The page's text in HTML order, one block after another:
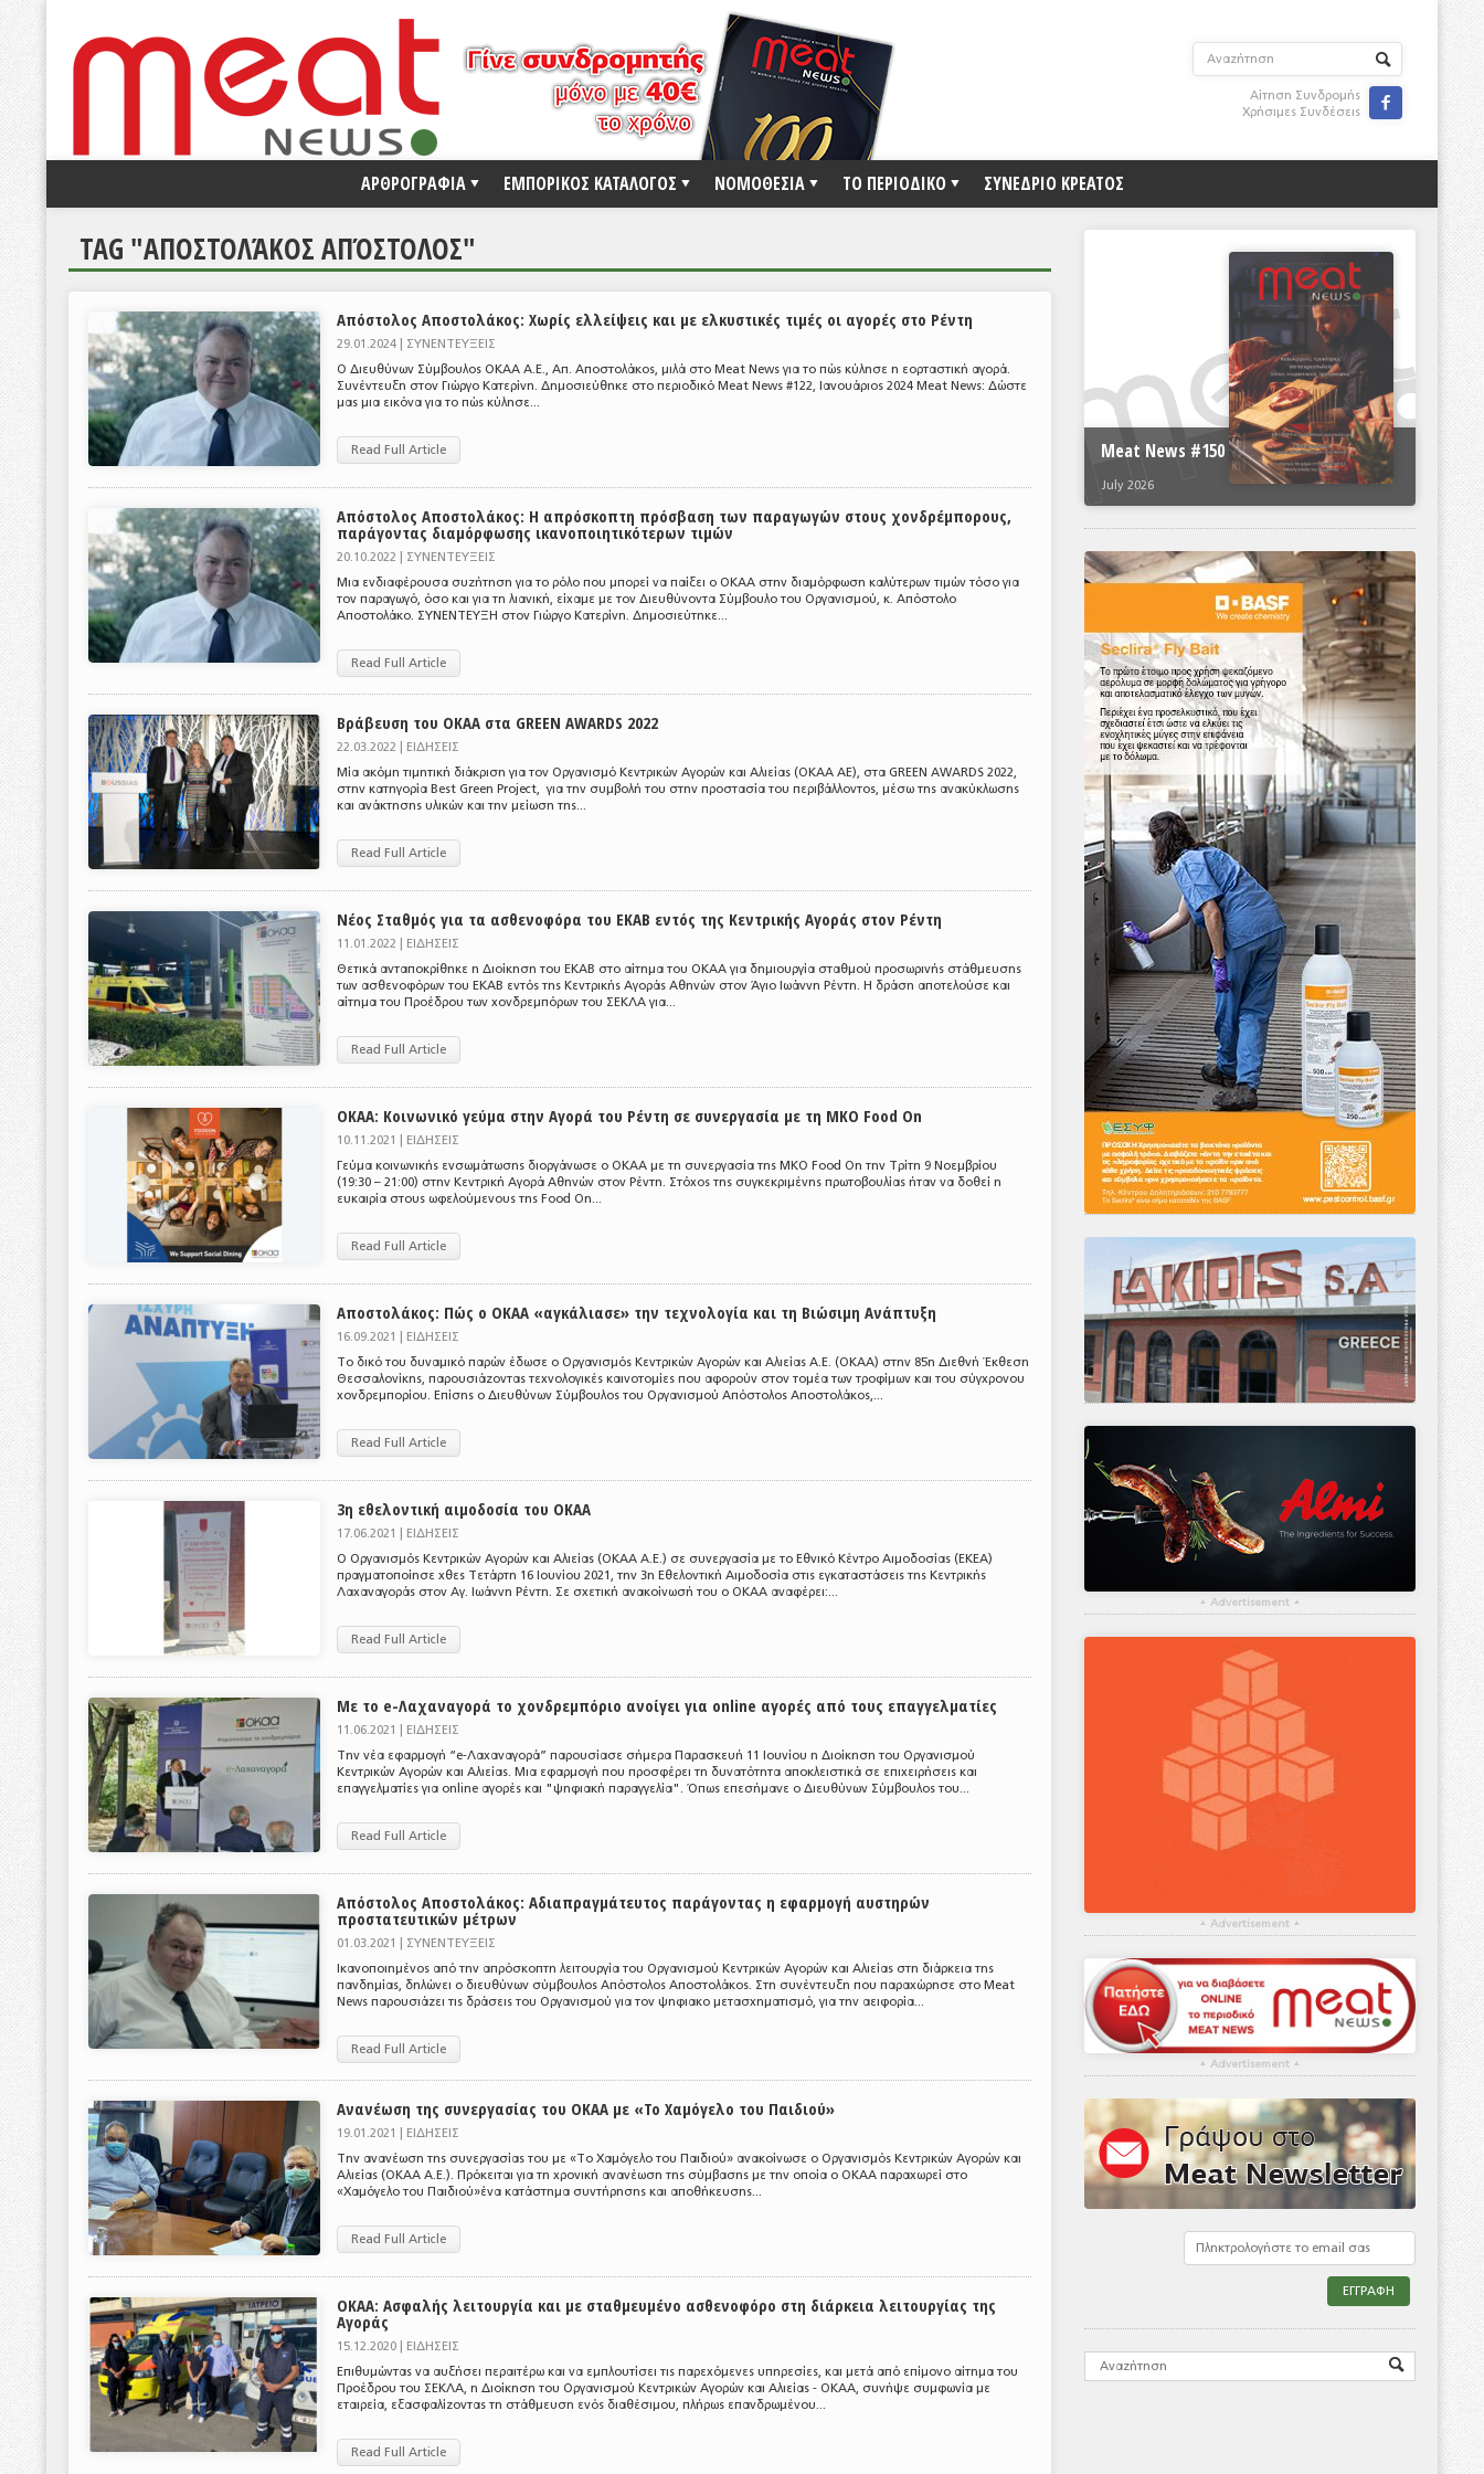
Αίτηση Συνδρομής
Χρήσιμες Συνδέσεις

ΑΡΘΡΟΓΡΑΦΙΑ ΕΜΠΟΡΙΚΟΣ ΚΑΤΑΛΟΓΟΣ ΝΟΜΟΘΕΣΙΑ ΤΟ ΠΕΡΙΟΔΙΚΟ ΣΥΝΕΔΡΙΟ ΚΡΕΑΤΟΣ
TAG "ΑΠΟΣΤΟΛΆΚΟΣ ΑΠΌΣΤΟΛΟΣ"
Απόστολος Αποστολάκος: Χωρίς ελλείψεις και με ελκυστικές τιμές οι αγορές στο Ρέντη
29.01.2024 | ΣΥΝΕΝΤΕΥΞΕΙΣ
Ο Διευθύνων Σύμβουλος ΟΚΑΑ Α.Ε., Απ. Αποστολάκος, μιλά στο Meat News για το πώς κύλησε η εορταστική αγορά.
Συνέντευξη στον Γιώργο Κατερίνη. Δημοσιεύθηκε στο περιοδικό Meat News #122, Ιανουάριος 2024 Meat News: Δώστε
μας μια εικόνα για το πώς κύλησε...
Read Full Article
Απόστολος Αποστολάκος: Η απρόσκοπτη πρόσβαση των παραγωγών στους χονδρέμπορους,
παράγοντας διαμόρφωσης ικανοποιητικότερων τιμών
20.10.2022 | ΣΥΝΕΝΤΕΥΞΕΙΣ
Μια ενδιαφέρουσα συζήτηση για το ρόλο που μπορεί να παίξει ο ΟΚΑΑ στην διαμόρφωση καλύτερων τιμών τόσο για
τον παραγωγό, όσο και για τη λιανική, είχαμε με τον Διευθύνοντα Σύμβουλο του Οργανισμού, κ. Απόστολο
Αποστολάκο. ΣΥΝΕΝΤΕΥΞΗ στον Γιώργο Κατερίνη. Δημοσιεύτηκε...
Read Full Article
Βράβευση του ΟΚΑΑ στα GREEN AWARDS 2022
22.03.2022 | ΕΙΔΗΣΕΙΣ
Μία ακόμη τιμητική διάκριση για τον Οργανισμό Κεντρικών Αγορών και Αλιείας (ΟΚΑΑ ΑΕ), στα GREEN AWARDS 2022,
στην κατηγορία Best Green Project, για την συμβολή του στην προστασία του περιβάλλοντος, μέσω της ανακύκλωσης
και ανάκτησης υλικών και την μείωση της...
Read Full Article
Νέος Σταθμός για τα ασθενοφόρα του ΕΚΑΒ εντός της Κεντρικής Αγοράς στον Ρέντη
11.01.2022 | ΕΙΔΗΣΕΙΣ
Θετικά ανταποκρίθηκε η Διοίκηση του ΕΚΑΒ στο αίτημα του ΟΚΑΑ για δημιουργία σταθμού προσωρινής στάθμευσης
των ασθενοφόρων του ΕΚΑΒ εντός της Κεντρικής Αγοράς Αθηνών στον Άγιο Ιωάννη Ρέντη. Η δράση αποτελούσε και
αίτημα του Προέδρου των χονδρεμπόρων του ΣΕΚΛΑ για...
Read Full Article
ΟΚΑΑ: Κοινωνικό γεύμα στην Αγορά του Ρέντη σε συνεργασία με τη ΜΚΟ Food On
10.11.2021 | ΕΙΔΗΣΕΙΣ
Γεύμα κοινωνικής ενσωμάτωσης διοργάνωσε ο ΟΚΑΑ με τη συνεργασία της ΜΚΟ Food On την Τρίτη 9 Νοεμβρίου
(19:30 – 21:00) στην Κεντρική Αγορά Αθηνών στον Ρέντη. Στόχος της συγκεκριμένης πρωτοβουλίας ήταν να δοθεί η
ευκαιρία στους ωφελούμενους της Food On...
Read Full Article
Αποστολάκος: Πώς ο ΟΚΑΑ «αγκάλιασε» την τεχνολογία και τη Βιώσιμη Ανάπτυξη
16.09.2021 | ΕΙΔΗΣΕΙΣ
Το δικό του δυναμικό παρών έδωσε ο Οργανισμός Κεντρικών Αγορών και Αλιείας Α.Ε. (ΟΚΑΑ) στην 85η Διεθνή Έκθεση
Θεσσαλονίκης, παρουσιάζοντας τεχνολογικές καινοτομίες που αφορούν στον τομέα των τροφίμων και του σύγχρονου
χονδρεμπορίου. Επίσης ο Διευθύνων Σύμβουλος του Οργανισμού Απόστολος Αποστολάκος,...
Read Full Article
3η εθελοντική αιμοδοσία του ΟΚΑΑ
17.06.2021 | ΕΙΔΗΣΕΙΣ
Ο Οργανισμός Κεντρικών Αγορών και Αλιείας (ΟΚΑΑ Α.Ε.) σε συνεργασία με το Εθνικό Κέντρο Αιμοδοσίας (ΕΚΕΑ)
πραγματοποίησε χθες Τετάρτη 16 Ιουνίου 2021, την 3η Εθελοντική Αιμοδοσία στις εγκαταστάσεις της Κεντρικής
Λαχαναγοράς στον Αγ. Ιωάννη Ρέντη. Σε σχετική ανακοίνωσή του ο ΟΚΑΑ αναφέρει:...
Read Full Article
Με το e-Λαχαναγορά το χονδρεμπόριο ανοίγει για online αγορές από τους επαγγελματίες
11.06.2021 | ΕΙΔΗΣΕΙΣ
Την νέα εφαρμογή “e-Λαχαναγορά” παρουσίασε σήμερα Παρασκευή 11 Ιουνίου η Διοίκηση του Οργανισμού
Κεντρικών Αγορών και Αλιείας. Μια εφαρμογή που προσφέρει τη δυνατότητα αποκλειστικά σε επιχειρήσεις και
επαγγελματίες για online αγορές και "ψηφιακή παραγγελία". Όπως επεσήμανε ο Διευθύνων Σύμβουλος του...
Read Full Article
Απόστολος Αποστολάκος: Αδιαπραγμάτευτος παράγοντας η εφαρμογή αυστηρών
προστατευτικών μέτρων
01.03.2021 | ΣΥΝΕΝΤΕΥΞΕΙΣ
Ικανοποιημένος από την απρόσκοπτη λειτουργία του Οργανισμού Κεντρικών Αγορών και Αλιείας στη διάρκεια της
πανδημίας, δηλώνει ο διευθύνων σύμβουλος Απόστολος Αποστολάκος. Στη συνέντευξη που παραχώρησε στο Meat
News παρουσιάζει τις δράσεις του Οργανισμού για τον ψηφιακο μετασχηματισμό, για την αειφορία...
Read Full Article
Ανανέωση της συνεργασίας του ΟΚΑΑ με «Το Χαμόγελο του Παιδιού»
19.01.2021 | ΕΙΔΗΣΕΙΣ
Την ανανέωση της συνεργασίας του με «Το Χαμόγελο του Παιδιού» ανακοίνωσε ο Οργανισμός Κεντρικών Αγορών και
Αλιείας (ΟΚΑΑ Α.Ε.). Πρόκειται για τη χρονική ανανέωση της σύμβασης με την οποία ο ΟΚΑΑ παραχωρεί στο
«Χαμόγελο του Παιδιού»ένα κατάστημα συντήρησης και αποθήκευσης...
Read Full Article
ΟΚΑΑ: Ασφαλής λειτουργία και με σταθμευμένο ασθενοφόρο στη διάρκεια λειτουργίας της
Αγοράς
15.12.2020 | ΕΙΔΗΣΕΙΣ
Επιθυμώντας να αυξήσει περαιτέρω και να εμπλουτίσει τις παρεχόμενες υπηρεσίες, και μετά από επίμονο αίτημα του
Προέδρου του ΣΕΚΛΑ, η Διοίκηση του Οργανισμού Κεντρικών Αγορών και Αλιείας - ΟΚΑΑ, συνήψε συμφωνία με
εταιρεία, εξασφαλίζοντας τη στάθμευση ενός διαθέσιμου, πλήρως επανδρωμένου...
Read Full Article
Meat News #150
July 2026
▴ Advertisement ▴
▴ Advertisement ▴
▴ Advertisement ▴